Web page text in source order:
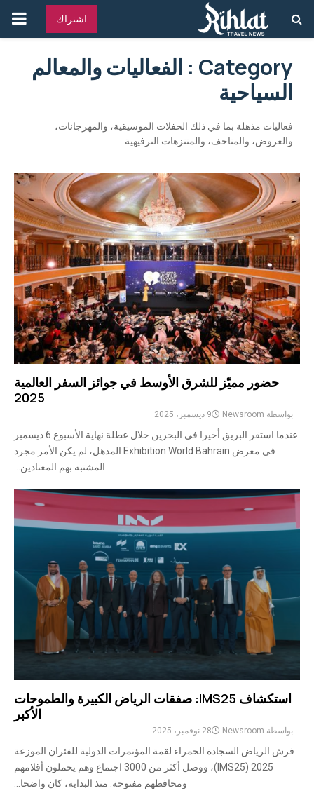
اشتراك
Category : الفعاليات والمعالم
السياحية
فعاليات مذهلة بما في ذلك الحفلات الموسيقية، والمهرجانات،
والعروض، والمتاحف، والمتنزهات الترفيهية
حضور مميّز للشرق الأوسط في جوائز السفر العالمية
2025
بواسطة Newsroom 9 ديسمبر، 2025
عندما استقر البريق أخيرا في البحرين خلال عطلة نهاية الأسبوع 6 ديسمبر
في معرض Exhibition World Bahrain المذهل، لم يكن الأمر مجرد
المشتبه بهم المعتادين...
استكشاف IMS25: صفقات الرياض الكبيرة والطموحات
الأكبر
بواسطة Newsroom 28 نوفمبر، 2025
فرش الرياض السجادة الحمراء لقمة المؤتمرات الدولية للفئران الموزعة
2025 (IMS25)، ووصل أكثر من 3000 اجتماع وهم يحملون أقلامهم
ومحافظهم مفتوحة. منذ البداية، كان واضحا...